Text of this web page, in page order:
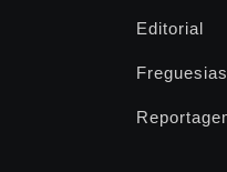
Editorial
Freguesias